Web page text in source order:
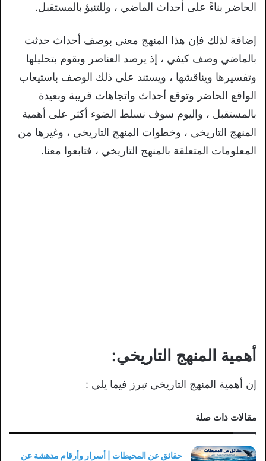
الحاضر بناءً على أحداث الماضي ، وللتنبؤ بالمستقبل.
إضافة لذلك فإن هذا المنهج معني بوصف أحداث حدثت
بالماضي وصف كيفي ، إذ يرصد العناصر ويقوم بتحليلها
وتفسيرها ويناقشها ، ويستند على ذلك الوصف باستيعاب
الواقع الحاضر وتوقع أحداث واتجاهات قريبة وبعيدة
بالمستقبل ، واليوم سوف نسلط الضوء أكثر على أهمية
المنهج التاريخي ، وخطوات المنهج التاريخي ، وغيرها من
المعلومات المتعلقة بالمنهج التاريخي ، فتابعوا معنا.
أهمية المنهج التاريخي:
إن أهمية المنهج التاريخي تبرز فيما يلي :
مقالات ذات صلة
حقائق عن المحيطات | أسرار وأرقام مدهشة عن